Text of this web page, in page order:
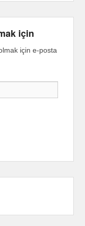
için
için e-posta